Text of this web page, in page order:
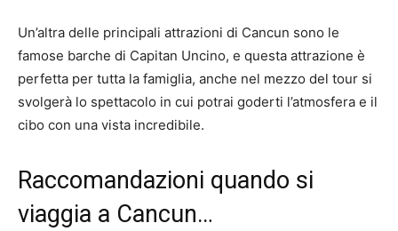
Un’altra delle principali attrazioni di Cancun sono le
famose barche di Capitan Uncino, e questa attrazione è
perfetta per tutta la famiglia, anche nel mezzo del tour si
svolgerà lo spettacolo in cui potrai goderti l’atmosfera e il
cibo con una vista incredibile.
Raccomandazioni quando si
viaggia a Cancun…